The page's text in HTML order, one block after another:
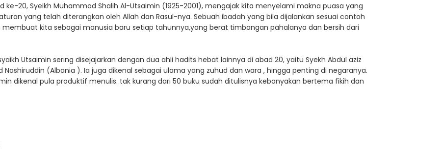
ke-20, Syeikh Muhammad Shalih Al-Utsaimin (1925-2001), mengajak kita menyelami makna puasa yang
yang telah diterangkan oleh Allah dan Rasul-nya. Sebuah ibadah yang bila dijalankan sesuai contoh
membuat kita sebagai manusia baru setiap tahunnya,yang berat timbangan pahalanya dan bersih dari
Utsaimin sering disejajarkan dengan dua ahli hadits hebat lainnya di abad 20, yaitu Syekh Abdul aziz
Nashiruddin (Albania ). Ia juga dikenal sebagai ulama yang zuhud dan wara , hingga penting di negaranya.
dikenal pula produktif menulis. tak kurang dari 50 buku sudah ditulisnya kebanyakan bertema fikih dan